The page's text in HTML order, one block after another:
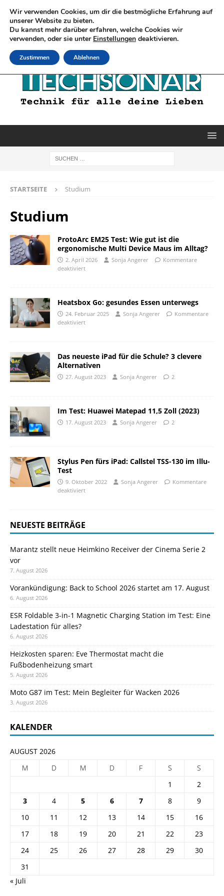
STARTSEITE Studium
Studium
ProtoArc EM25 Test: Wie gut ist die
ergonomische Multi Device Maus im Alltag?
2. April 2026 Sonja Angerer
Kommentare
deaktiviert
Heatsbox Go: gesundes Essen unterwegs
24. Februar 2025 Sonja Angerer
Kommentare
deaktiviert
Das neueste iPad für die Schule? 3 clevere
Alternativen
27. August 2023 Sonja Angerer 2
Im Test: Huawei Matepad 11,5 Zoll (2023)
17. August 2023 Sonja Angerer 2
Stylus Pen fürs iPad: Callstel TSS-130 im Illu-
Test
9. Oktober 2022 Sonja Angerer
Kommentare
deaktiviert
NEUESTE BEITRÄGE
Marantz stellt neue Heimkino Receiver der Cinema Serie 2
vor
7. August 2026
Vorankündigung: Back to School 2026 startet am 17. August
6. August 2026
ESR Foldable 3-in-1 Magnetic Charging Station im Test: Eine
Ladestation für alles?
6. August 2026
Heizkosten sparen: Eve Thermostat macht die
Fußbodenheizung smart
5. August 2026
Moto G87 im Test: Mein Begleiter für Wacken 2026
3. August 2026
KALENDER
AUGUST 2026
M
D M D F S
S
1
2
3
4 5 6 7 8
9
10
11 12 13 14 15
16
17
18 19 20 21 22
23
24
25 26 27 28 29
30
31
« Juli
Wir verwenden Cookies, um dir die bestmögliche Erfahrung auf
unserer Website zu bieten.
Du kannst mehr darüber erfahren, welche Cookies wir
verwenden, oder sie unter Einstellungen deaktivieren.
Zustimmen Ablehnen